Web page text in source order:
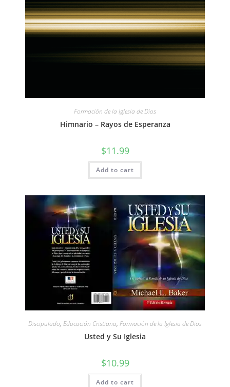
Formación de la Iglesia de Dios
Himnario – Rayos de Esperanza
$11.99
Add to cart
Discipulado, Educación Cristiana, Formación de la Iglesia de Dios
Usted y Su Iglesia
$10.99
Add to cart